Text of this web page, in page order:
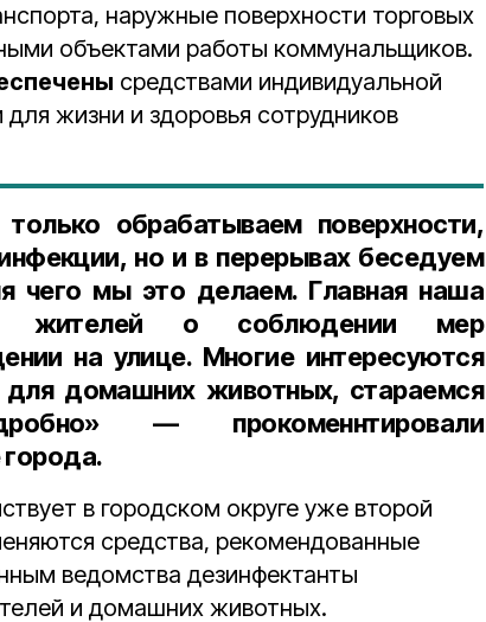
наружные поверхности торговых
объектами работы коммунальщиков.
средствами индивидуальной
жизни и здоровья сотрудников
обрабатываем поверхности,
но и в перерывах беседуем
чего мы это делаем. Главная наша
жителей о соблюдении мер
на улице. Многие интересуются
для домашних животных, стараемся
— прокоменнтировали
города.
в городском округе уже второй
средства, рекомендованные
ведомства дезинфектанты
и домашних животных.